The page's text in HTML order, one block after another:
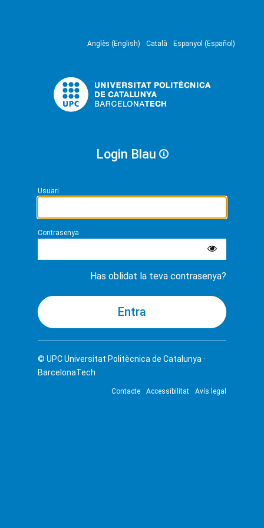
Anglès (English) Català Espanyol (Español)
Login Blau
Usuari
Contrasenya
Has oblidat la teva contrasenya?
© UPCUniversitat Politècnica de Catalunya ·
BarcelonaTech
Contacte Accessibilitat Avís legal